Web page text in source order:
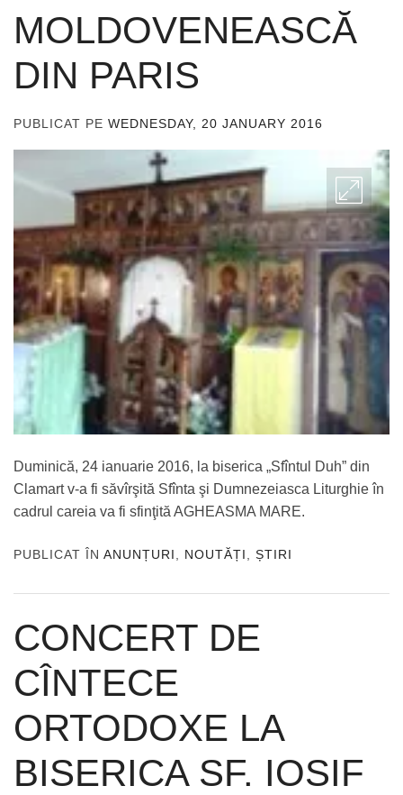
MOLDOVENEASCĂ
DIN PARIS
PUBLICAT PE WEDNESDAY, 20 JANUARY 2016
Duminică, 24 ianuarie 2016, la biserica „Sfîntul Duh” din
Clamart v-a fi săvîrşită Sfînta şi Dumnezeiasca Liturghie în
cadrul careia va fi sfinţită AGHEASMA MARE.
PUBLICAT ÎN ANUNȚURI NOUTĂȚI ȘTIRI
CONCERT DE
CÎNTECE
ORTODOXE LA
BISERICA SF. IOSIF